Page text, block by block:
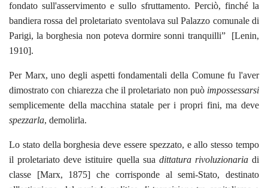
fondato sull'asservimento e sullo sfruttamento. Perciò, finché la
bandiera rossa del proletariato sventolava sul Palazzo comunale di
Parigi, la borghesia non poteva dormire sonni tranquilli” [Lenin,
1910].
Per Marx, uno degli aspetti fondamentali della Comune fu l'aver
dimostrato con chiarezza che il proletariato non può impossessarsi
semplicemente della macchina statale per i propri fini, ma deve
spezzarla, demolirla.
Lo stato della borghesia deve essere spezzato, e allo stesso tempo
il proletariato deve istituire quella sua dittatura rivoluzionariadi
classe [Marx, 1875] che corrisponde al semi-Stato, destinato